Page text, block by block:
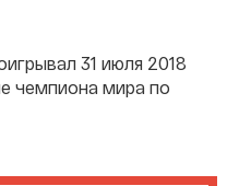
31 июля 2018
чемпиона мира по